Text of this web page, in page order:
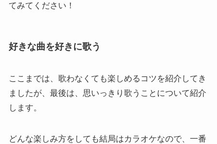
てみてください！
好きな曲を好きに歌う
ここまでは、歌わなくても楽しめるコツを紹介してき
ましたが、最後は、思いっきり歌うことについて紹介
します。
どんな楽しみ方をしても結局はカラオケなので、一番